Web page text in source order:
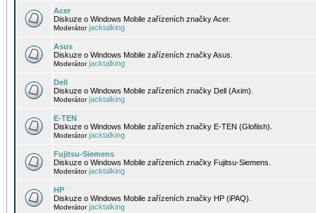
Acer
Diskuze o Windows Mobile zařízeních značky Acer.
Moderátorjacktalking
Asus
Diskuze o Windows Mobile zařízeních značky Asus.
Moderátorjacktalking
Dell
Diskuze o Windows Mobile zařízeních značky Dell (Axim).
Moderátorjacktalking
E-TEN
Diskuze o Windows Mobile zařízeních značky E-TEN (Glofiish).
Moderátorjacktalking
Fujitsu-Siemens
Diskuze o Windows Mobile zařízeních značky Fujitsu-Siemens.
Moderátorjacktalking
HP
Diskuze o Windows Mobile zařízeních značky HP (iPAQ).
Moderátorjacktalking